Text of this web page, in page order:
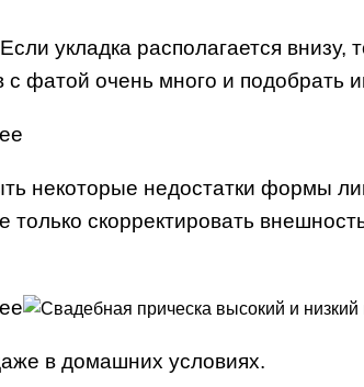
укладка располагается внизу,
фатой очень много и
некоторые недостатки формы
скорректировать
в домашних условиях.